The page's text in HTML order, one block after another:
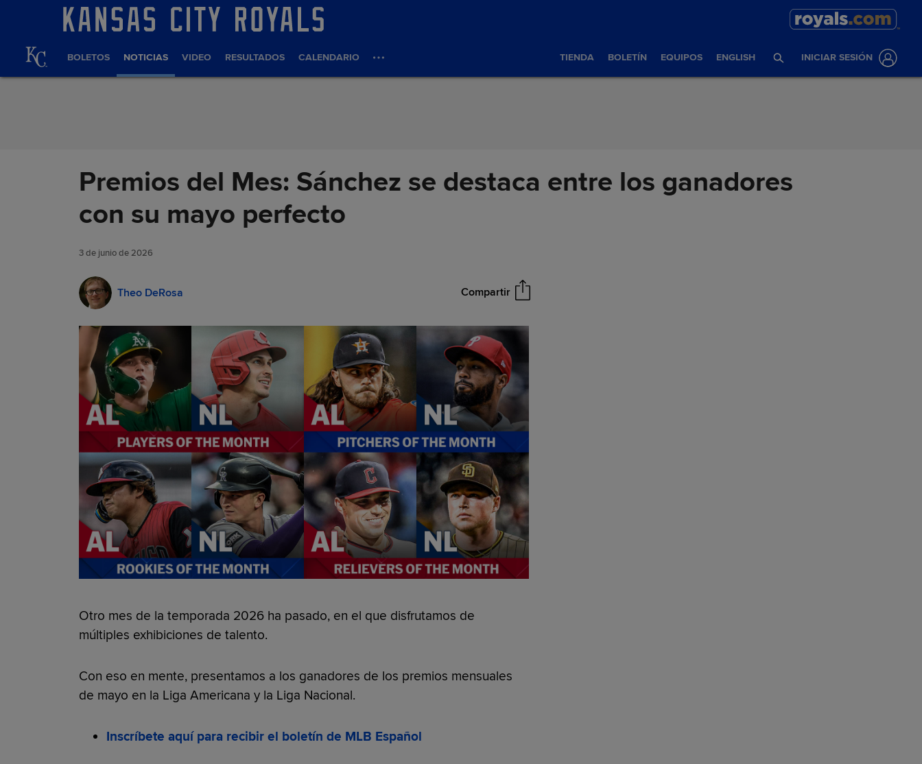
Saltar al Contenido
BOLETOS NOTICIAS VIDEO RESULTADOS CALENDARIO TIENDA BOLETÍN EQUIPOS ENGLISH INICIAR SESIÓN
Premios del Mes: Sánchez se destaca entre los ganadores
con su mayo perfecto
3 de junio de 2026
Theo DeRosa Compartir
Otro mes de la temporada 2026 ha pasado, en el que disfrutamos de
múltiples exhibiciones de talento.
Con eso en mente, presentamos a los ganadores de los premios mensuales
de mayo en la Liga Americana y la Liga Nacional.
Inscríbete aquí para recibir el boletín de MLB Español